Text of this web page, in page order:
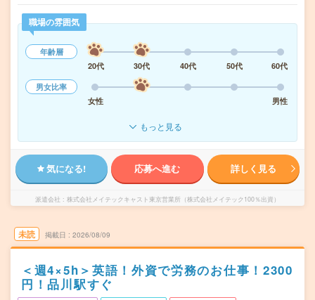
職場の雰囲気
年齢層
20代
30代 40代 50代
60代
男女比率
女性
男性
もっと見る
気になる! 応募へ進む 詳しく見る
派遣会社 株式会社メイテックキャスト東京営業所（株式会社メイテック100％出資）
未読 掲載日 2026/08/09
＜週4×5h＞英語！外資で労務のお仕事！2300
円！品川駅すぐ